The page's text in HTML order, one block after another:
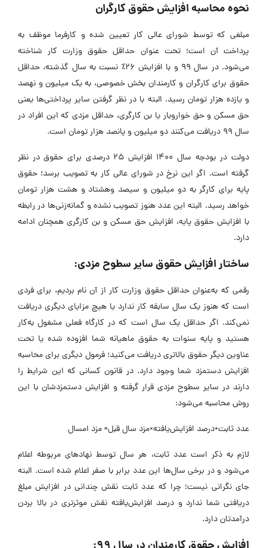
نحوه محاسبه افزایش حقوق کارگران
مبلغی که توسط شورای عالی کار تعیین شده و کارفرما موظف به
پرداخت آن است؛ تحت عنوان حداقل حقوق وزارت کار شناخته
می‌شود. در سال ۹۹ و با افزایش ۲۶٪ نسبت به سال گذشته، حداقل
حقوق برای کارگران و کارمندان بخش خصوصی، به یک میلیون و نهصد
و یازده هزار تومان رسید. البته با در نظر گرفتن سایر پرداختی‌ها یعنی
حق مسکن و حق خواروبار یا بن کارگری، حداقل مزدی که این افراد در
سال ۹۹ دریافت می‌کنند دو میلیون و پانصد هزار تومان است.
دولت در بودجه سال ۱۴۰۰ افزایش ۲۵ درصدی برای حقوق در نظر
گرفته است. اگر این نرخ در شورای عالی کار به تصویب برسد؛ حقوق
پایه برای کارگر به دو میلیون و سیصد وهشتاد و هشت هزار تومان
خواهد رسید. البته این عدد هنوز تصویب نشده و گمانه‌زنی‌ها در رابطه
با افزایش حقوق پایه، افزایش حق مسکن و بن کارگری همچنان ادامه
دارد.
ساختار افزایش حقوق سایر سطوح مزدی:
رقمی که به‌عنوان حداقل حقوق وزارت کار از آن نام بردیم، برای فردی
است که هنوز یک سال سابقه کار ندارد یا هیچ مزایای دیگری دریافت
نمی‌کند. اگر حداقل یک سال است که در کارگاه فعلی مشغول به‌کار
هستید و پایه سنوات به حقوق ماهیانه شما افزوده شده یا تحت
عناوین دیگر حقوق بالاتری دریافت می‌کنید؛ فرمول دیگری برای محاسبه
افزایش دستمزد شما وجود دارد. در قانون کسانی که این شرایط را
دارند در سایر سطوح مزدی قرار گرفته و افزایش دستمزدشان با این
روش محاسبه می‌شود:
عدد ثابت+درصد افزایش‌یافته×مزد سال قبل= مزد امسال
لازم به ذکر است عدد ثابت، هر سال توسط نهادهای مربوطه اعلام
می‌شود و در برخی سال‌ها این عدد برابر با صفر اعلام شده است. البته
جای نگرانی نیست؛ چرا که عدد ثابت نقش چندانی در افزایش مبلغ
دریافتی شما ندارد و درصد افزایش‌یافته نقش موثرتری در بالا بردن
درآمدتان دارد.